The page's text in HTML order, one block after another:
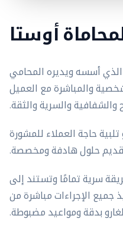
أوستا
أسسه ويديره المحامي
والمباشرة مع العميل
والسرية والثقة.
حاجة العملاء للمشورة
حلول هادفة ومخصصة.
سرية تمامًا وتستند إلى
جميع الإجراءات مباشرة من
بدقة ومواعيد مضبوطة.